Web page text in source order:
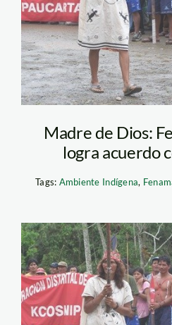
Madre de Dios:
logra acuerdo
Tags: Ambiente Indígena,
hunt-oil-